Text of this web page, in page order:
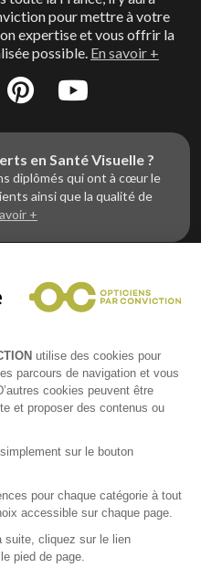
pour mettre à votre
expertise et vous offrir la
possible. En savoir +
en Santé Visuelle ?
diplômés qui ont à cœur le
ainsi que la qualité de
+
de la vue et
rejoindre ?
la centrale d’achats et
opticiens indépendants
utilise des cookies pour
parcours de navigation et vous
cookies peuvent être
et proposer des contenus ou
sur le bouton
pour chaque catégorie à tout
accessible sur chaque page.
suite, cliquez sur le lien
pied de page.